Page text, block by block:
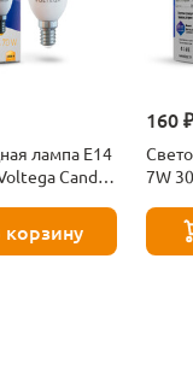
лампа E14
Candle
корзину
160
7W